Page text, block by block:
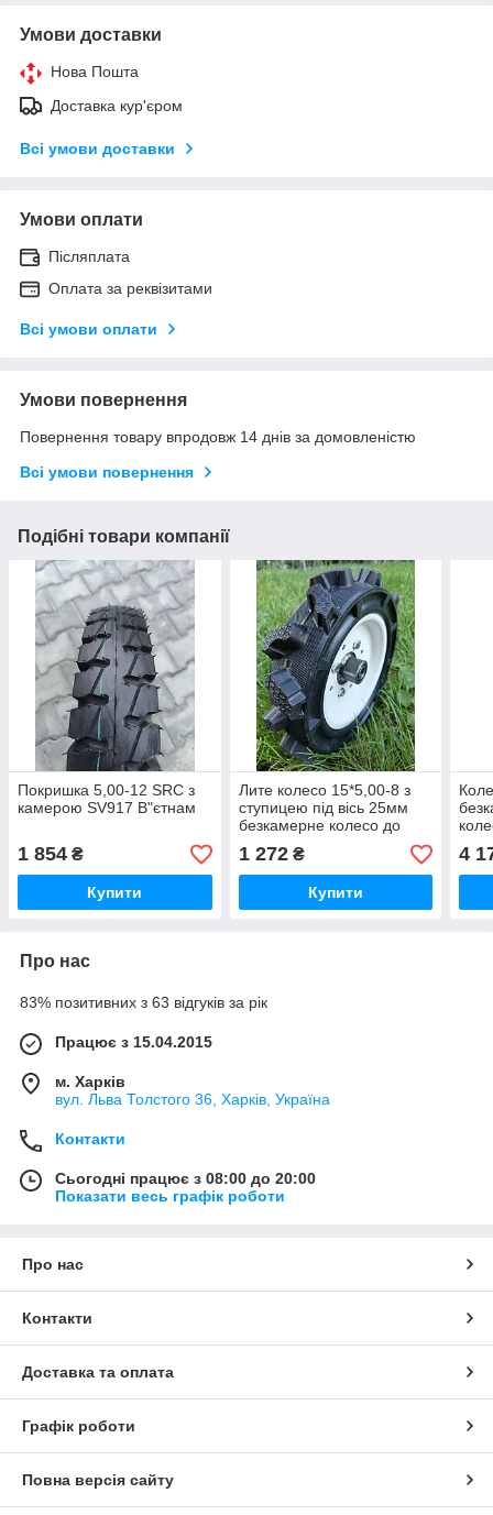
Умови доставки
Нова Пошта
Доставка кур'єром
Всі умови доставки
Умови оплати
Післяплата
Оплата за реквізитами
Всі умови оплати
Умови повернення
Повернення товару впродовж 14 днів за домовленістю
Всі умови повернення
Подібні товари компанії
Покришка 5,00-12 SRC з
камерою SV917 В"єтнам
1 854 ₴
Купити
Лите колесо 15*5,00-8 з
ступицею під вісь 25мм
безкамерне колесо до
мотоблока , розмір
370*73мм
1 272₴
Купити
4
Про нас
83% позитивних з 63 відгуків за рік
Працює з 15.04.2015
м. Харків
вул. Льва Толстого 36, Харків, Україна
Контакти
Сьогодні працює з 08:00 до 20:00
Показати весь графік роботи
Про нас
Контакти
Доставка та оплата
Графік роботи
Повна версія сайту